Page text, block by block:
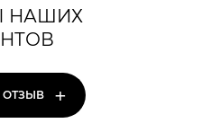
НАШИХ
ОТЗЫВ +